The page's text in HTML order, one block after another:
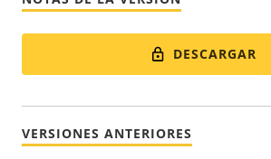
DESCARGAR
VERSIONES ANTERIORES